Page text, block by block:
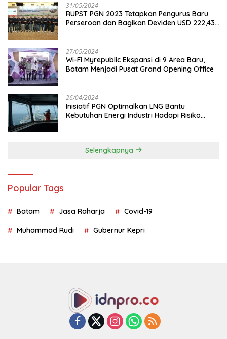
31/05/2024
RUPST PGN 2023 Tetapkan Pengurus Baru
Perseroan dan Bagikan Deviden USD 222,43
27/05/2024
Wi-Fi Myrepublic Ekspansi di 9 Area Baru,
Batam Menjadi Pusat Grand Opening Office
26/04/2024
Inisiatif PGN Optimalkan LNG Bantu
Kebutuhan Energi Industri Hadapi Risiko
Selengkapnya
Popular Tags
Batam Jasa Raharja Covid-19
Muhammad Rudi Gubernur Kepri